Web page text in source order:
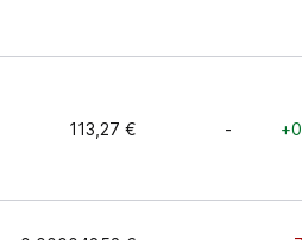
113,27 € -